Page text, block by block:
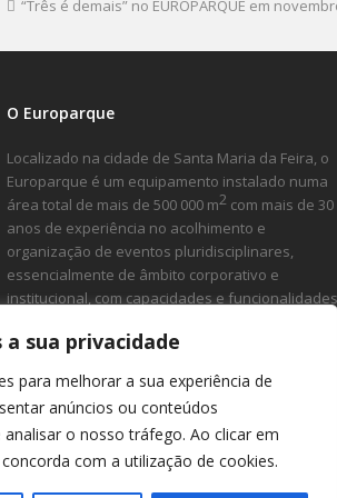
sua privacidade
para melhorar a sua experiência de
anúncios ou conteúdos
o nosso tráfego. Ao clicar em
com a utilização de cookies.
“Três é demais” no EUROPARQUE em
O Europarque
Localizado na cidade de Santa Maria da Feira, o
Europarque é um equipamento instalado numa
área total de mais de 500 000 m2 com mais de 30
anos de experiência no acolhimento e
organização de eventos pluridisciplinares,
essencialmente de âmbito corporativo e
institucional, com capacidades e funcionalidades